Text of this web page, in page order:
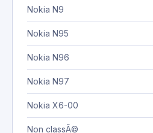
Nokia N9
Nokia N95
Nokia N96
Nokia N97
Nokia X6-00
Non classÃ©